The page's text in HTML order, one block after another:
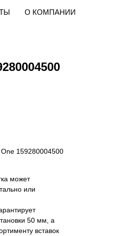
О КОМПАНИИ
One 159280004500
может
или
50 мм, а
вставок